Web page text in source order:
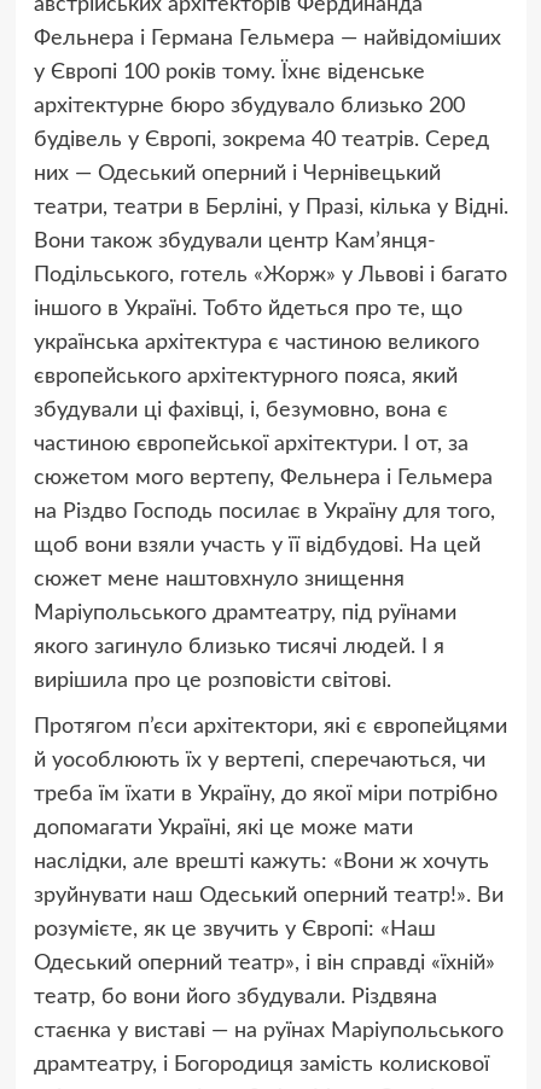
австрійських архітекторів Фердинанда
Фельнера і Германа Гельмера — найвідоміших
у Європі 100 років тому. Їхнє віденське
архітектурне бюро збудувало близько 200
будівель у Європі, зокрема 40 театрів. Серед
них — Одеський оперний і Чернівецький
театри, театри в Берліні, у Празі, кілька у Відні.
Вони також збудували центр Кам’янця-
Подільського, готель «Жорж» у Львові і багато
іншого в Україні. Тобто йдеться про те, що
українська архітектура є частиною великого
європейського архітектурного пояса, який
збудували ці фахівці, і, безумовно, вона є
частиною європейської архітектури. І от, за
сюжетом мого вертепу, Фельнера і Гельмера
на Різдво Господь посилає в Україну для того,
щоб вони взяли участь у її відбудові. На цей
сюжет мене наштовхнуло знищення
Маріупольського драмтеатру, під руїнами
якого загинуло близько тисячі людей. І я
вирішила про це розповісти світові.
Протягом п’єси архітектори, які є європейцями
й уособлюють їх у вертепі, сперечаються, чи
треба їм їхати в Україну, до якої міри потрібно
допомагати Україні, які це може мати
наслідки, але врешті кажуть: «Вони ж хочуть
зруйнувати наш Одеський оперний театр!». Ви
розумієте, як це звучить у Європі: «Наш
Одеський оперний театр», і він справді «їхній»
театр, бо вони його збудували. Різдвяна
стаєнка у виставі — на руїнах Маріупольського
драмтеатру, і Богородиця замість колискової